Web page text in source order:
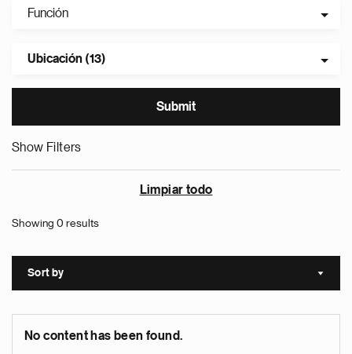
Función
Ubicación (13)
Show Filters
Limpiar todo
Showing 0 results
Sort by Sort
No content has been found.